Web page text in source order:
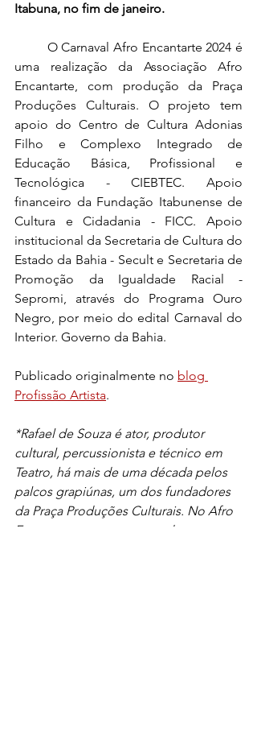
Itabuna, no fim de janeiro.
uma realização da Associação Afro
Encantarte, com produção da Praça
Produções Culturais. O projeto tem
apoio do Centro de Cultura Adonias
Filho e Complexo Integrado de
Educação Básica, Profissional e
Tecnológica - CIEBTEC. Apoio
financeiro da Fundação Itabunense de
Cultura e Cidadania - FICC. Apoio
institucional da Secretaria de Cultura do
Estado da Bahia - Secult e Secretaria de
Promoção da Igualdade Racial -
Sepromi, através do Programa Ouro
Negro, por meio do edital Carnaval do
Interior. Governo da Bahia.
Publicado originalmente no blog
Profissão Artista.
*Rafael de Souza é ator, produtor
cultural, percussionista e técnico em
Teatro, há mais de uma década pelos
palcos grapiúnas, um dos fundadores
da Praça Produções Culturais. No Afro
Encantarte, atua como produtor,